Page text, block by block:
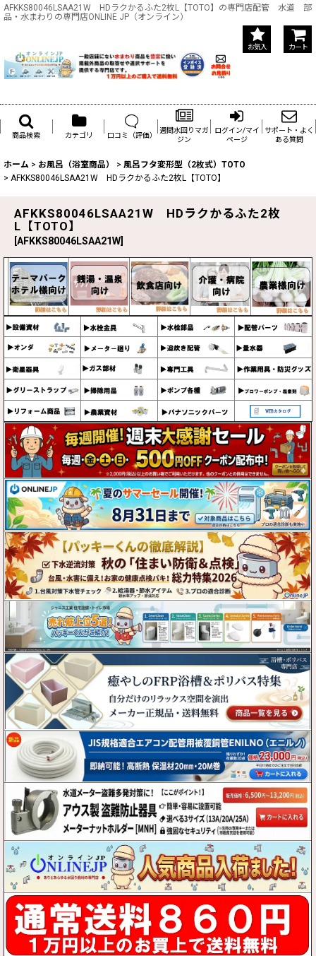
AFKKS80046LSAA21W HDラクかるふた2枚L【TOTO】の専門店配管 水道 部
品・水まわりの専門店ONLINE JP（オンライン）
お気入 カート
商品検索 カテゴリ 口コミ（評価）
週間水回りマガ
ジン
ログイン/マイ
ページ
サポート・よく
ある質問
ホーム > お風呂（浴室商品） > 風呂フタ変形型（2枚式）TOTO
> AFKKS80046LSAA21W HDラクかるふた2枚L【TOTO】
AFKKS80046LSAA21W HDラクかるふた2枚
L【TOTO】
AFKKS80046LSAA21W